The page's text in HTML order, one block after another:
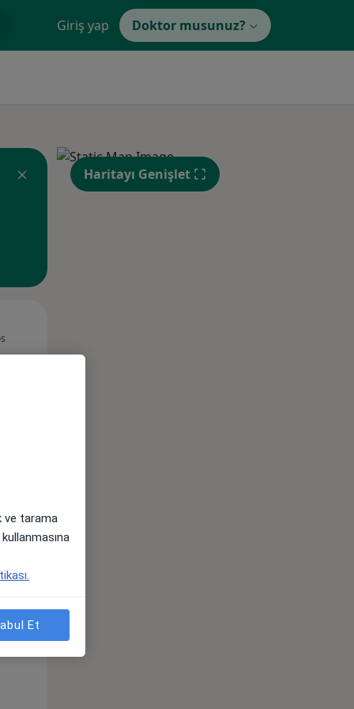
Giriş yap Doktor musunuz?
11 Ağustos
Haritayı Genişlet
ve tarama
Et